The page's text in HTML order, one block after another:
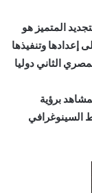
المتميز هو
إعدادها وتنفيذها
الثاني دوليا
برؤية
السينوغرافي